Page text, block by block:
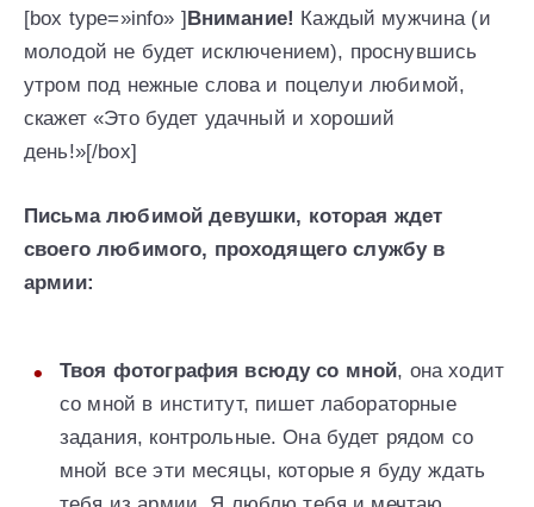
[box type=»info» ]Внимание! Каждый мужчина (и
молодой не будет исключением), проснувшись
утром под нежные слова и поцелуи любимой,
скажет «Это будет удачный и хороший
день!»[/box]
Письма любимой девушки, которая ждет
своего любимого, проходящего службу в
армии:
Твоя фотография всюду со мной, она ходит
со мной в институт, пишет лабораторные
задания, контрольные. Она будет рядом со
мной все эти месяцы, которые я буду ждать